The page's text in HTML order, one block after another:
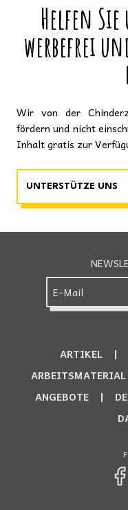
Helfen
werbefrei
Wir von der
fördern und nicht
Inhalt gratis zur
UNTERSTÜTZE UNS
ARTIKEL
ARBEITSMATERIAL
ANGEBOTE